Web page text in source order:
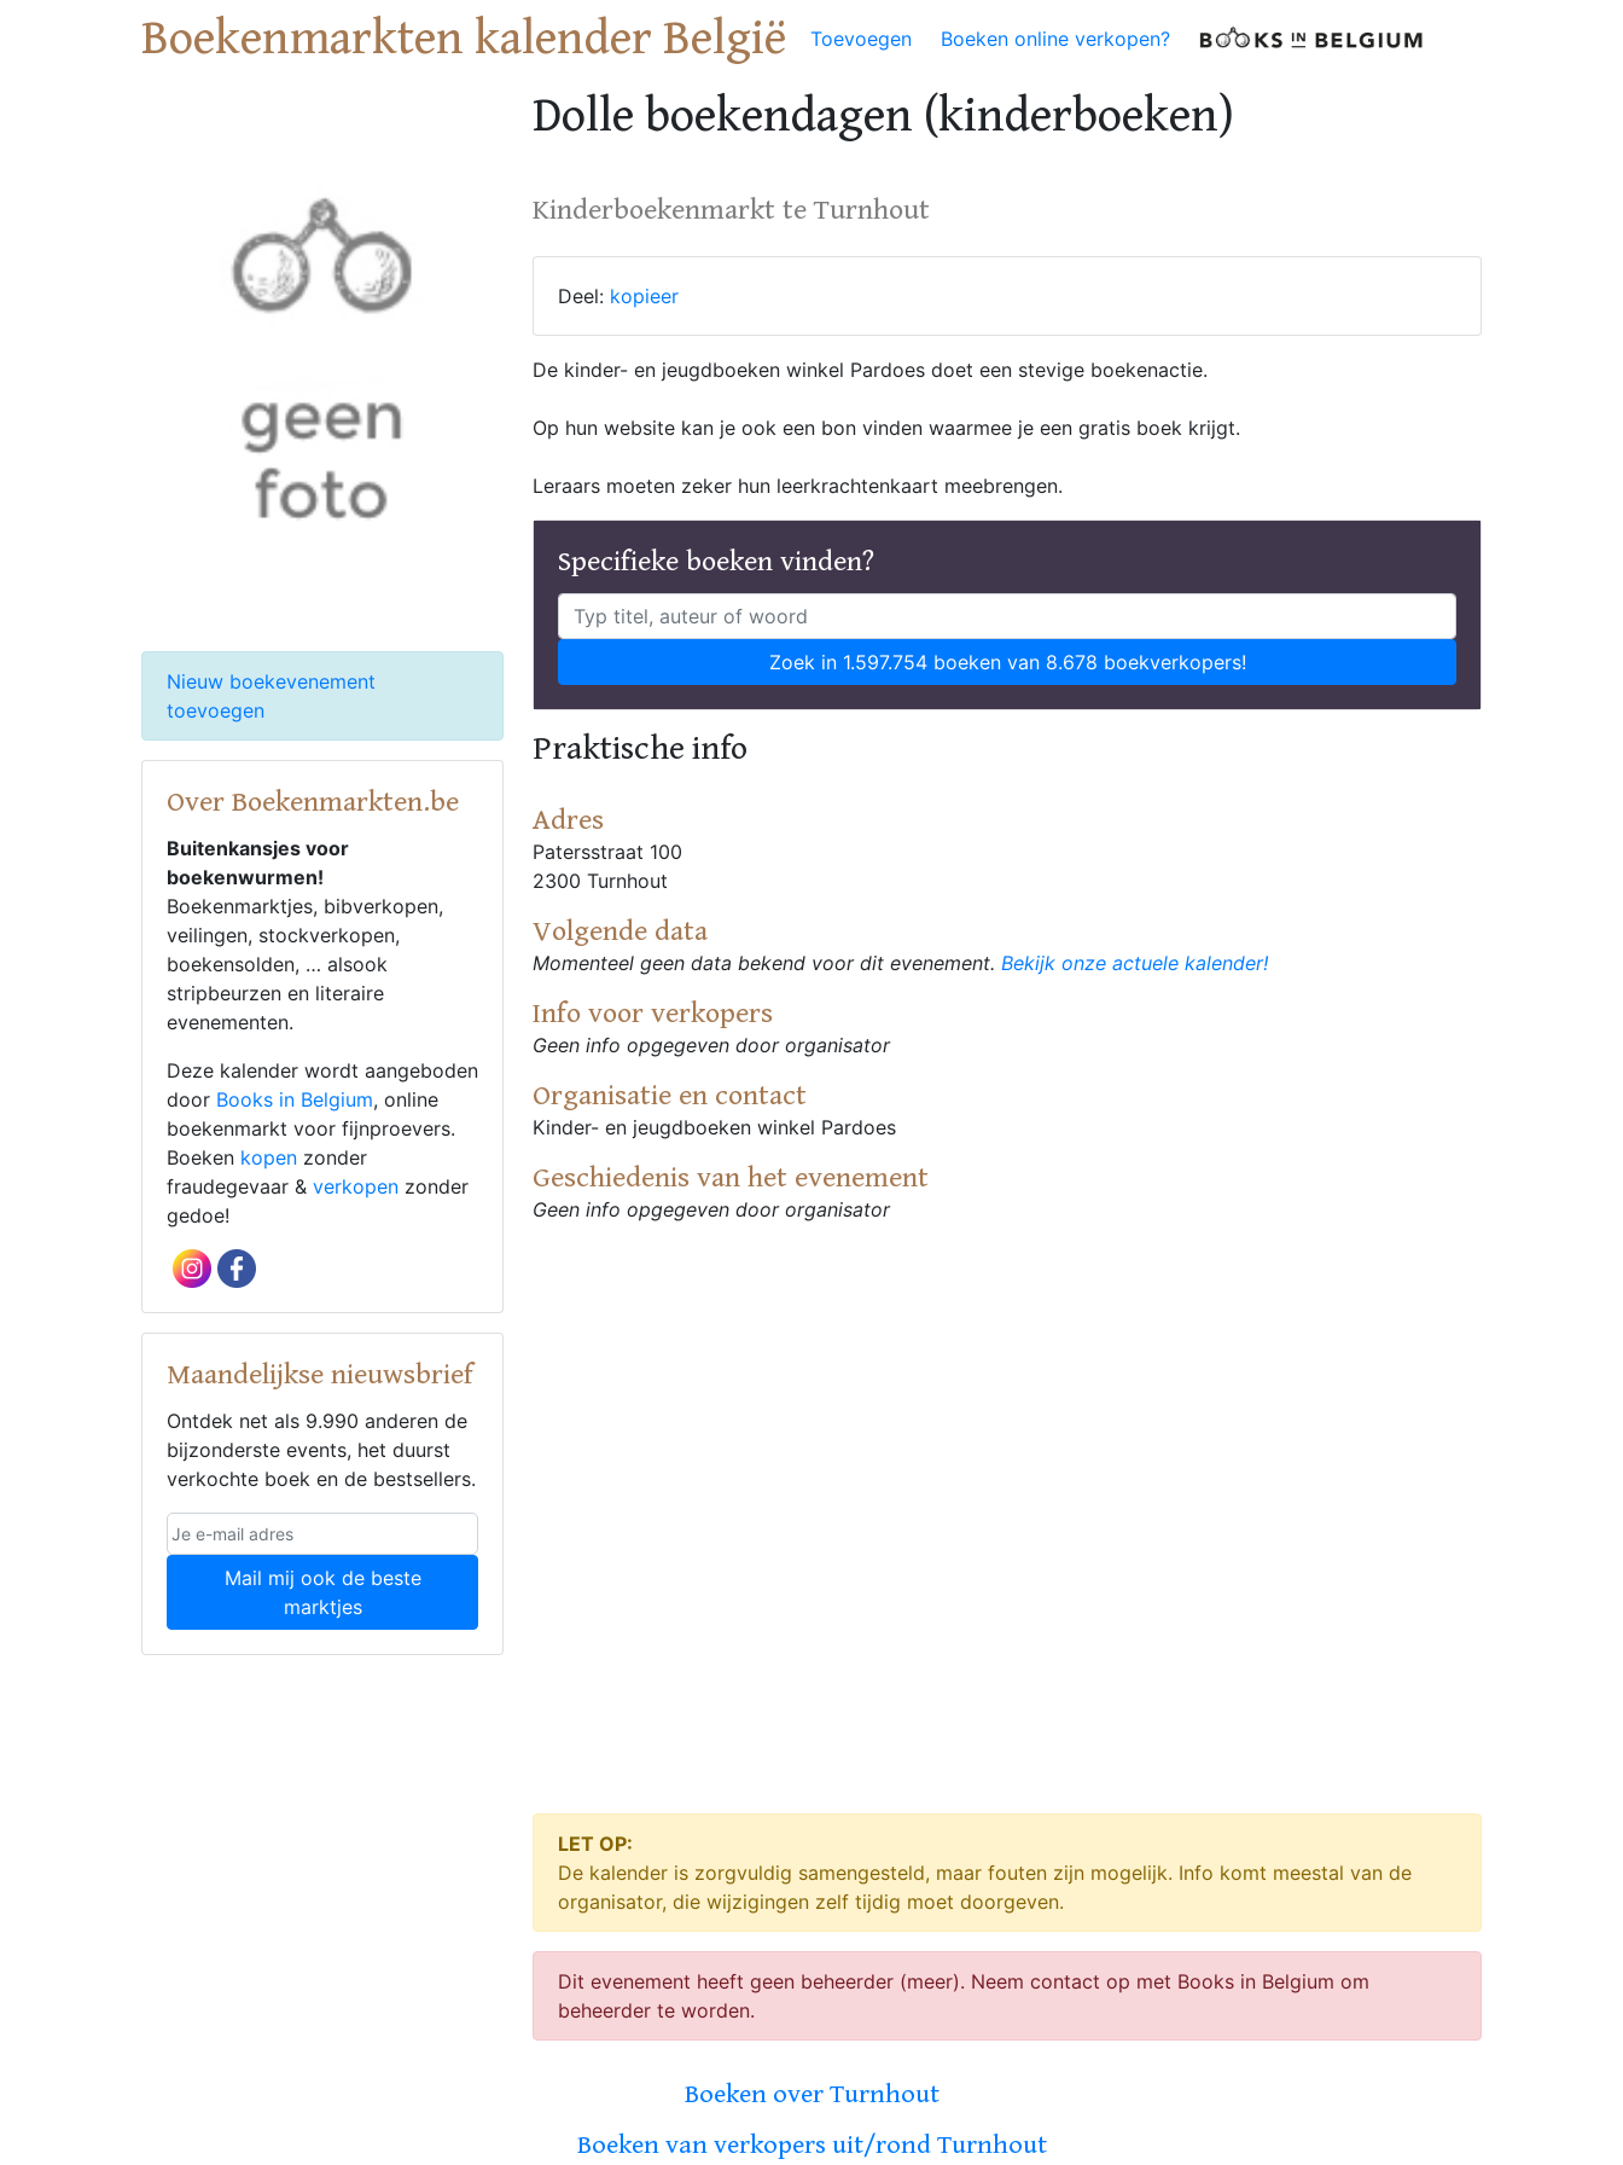
Boekenmarkten kalender België Toevoegen Boeken online verkopen?
Nieuw boekevenement
toevoegen
Over Boekenmarkten.be
Buitenkansjes voor
boekenwurmen!
Boekenmarktjes, bibverkopen,
veilingen, stockverkopen,
boekensolden, … alsook
stripbeurzen en literaire
evenementen.
Deze kalender wordt aangeboden
door Books in Belgium, online
boekenmarkt voor fijnproevers.
Boeken kopen zonder
fraudegevaar & verkopen zonder
gedoe!
Maandelijkse nieuwsbrief
Ontdek net als 9.990 anderen de
bijzonderste events, het duurst
verkochte boek en de bestsellers.
Mail mij ook de beste
marktjes
Dolle boekendagen (kinderboeken)
Kinderboekenmarkt te Turnhout
Deel: kopieer
De kinder- en jeugdboeken winkel Pardoes doet een stevige boekenactie.
Op hun website kan je ook een bon vinden waarmee je een gratis boek krijgt.
Leraars moeten zeker hun leerkrachtenkaart meebrengen.
Specifieke boeken vinden?
Zoek in 1.597.754 boeken van 8.678 boekverkopers!
Praktische info
Adres
Patersstraat 100
2300 Turnhout
Volgende data
Momenteel geen data bekend voor dit evenement. Bekijk onze actuele kalender!
Info voor verkopers
Geen info opgegeven door organisator
Organisatie en contact
Kinder- en jeugdboeken winkel Pardoes
Geschiedenis van het evenement
Geen info opgegeven door organisator
LET OP:
De kalender is zorgvuldig samengesteld, maar fouten zijn mogelijk. Info komt meestal van de
organisator, die wijzigingen zelf tijdig moet doorgeven.
Dit evenement heeft geen beheerder (meer). Neem contact op met Books in Belgium om
beheerder te worden.
Boeken over Turnhout
Boeken van verkopers uit/rond Turnhout